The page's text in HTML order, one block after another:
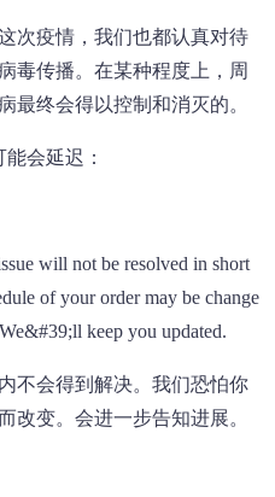
疫情，我们也都认真对待
毒传播。在某种程度上，周
最终会得以控制和消灭的。
会延迟：
will not be resolved in short
of your order may be change
keep you updated.
会得到解决。我们恐怕你
改变。会进一步告知进展。